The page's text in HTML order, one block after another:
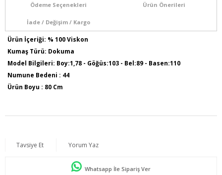
Ödeme Seçenekleri Ürün Önerileri
İade / Değişim / Kargo
Ürün İçeriği: % 100 Viskon
Kumaş Türü: Dokuma
Model Bilgileri: Boy:1,78 - Göğüs:103 - Bel:89 - Basen:110
Numune Bedeni : 44
Ürün Boyu : 80 Cm
Tavsiye Et Yorum Yaz
Whatsapp İle Sipariş Ver